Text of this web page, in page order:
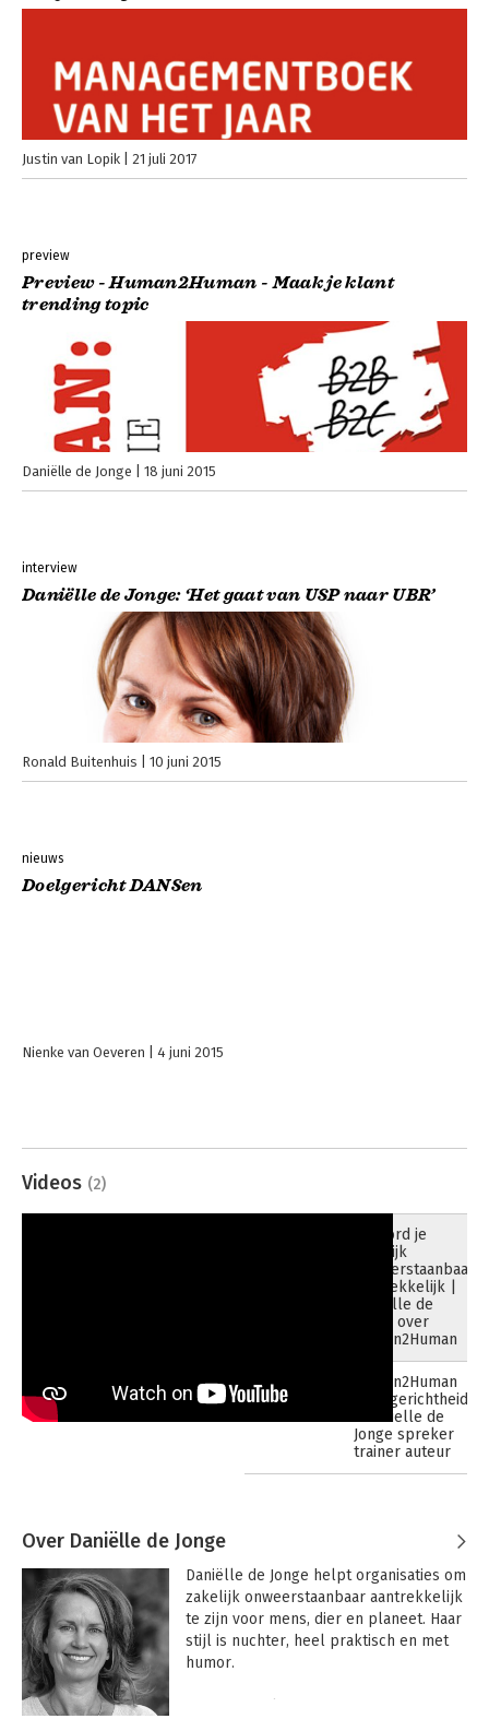
Justin van Lopik 21 juli 2017
preview
Preview - Human2Human - Maak je klant
trending topic
Daniëlle de Jonge 18 juni 2015
interview
Daniëlle de Jonge: ‘Het gaat van USP naar UBR’
Ronald Buitenhuis 10 juni 2015
nieuws
Doelgericht DANSen
Nienke van Oeveren 4 juni 2015
Videos (2)
Zo word je
zakelijk
onweerstaanbaar
aantrekkelijk |
Daniëlle de
Jonge over
Human2Human
09-05-2022
Human2Human
klantgerichtheid
- Danielle de
Jonge spreker
trainer auteur
Over Daniëlle de Jonge
Daniëlle de Jonge helpt organisaties om
zakelijk onweerstaanbaar aantrekkelijk
te zijn voor mens, dier en planeet. Haar
stijl is nuchter, heel praktisch en met
humor.